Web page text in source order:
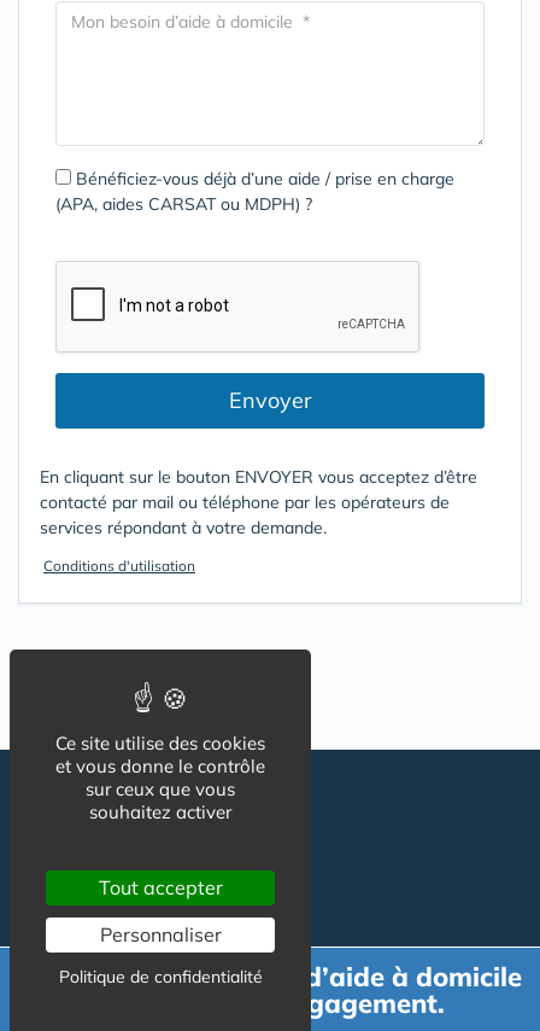
Bénéficiez-vous déjà d’une aide / prise en charge
(APA, aides CARSAT ou MDPH) ?
Envoyer
En cliquant sur le bouton ENVOYER vous acceptez d’être
contacté par mail ou téléphone par les opérateurs de
services répondant à votre demande.
Conditions d'utilisation
Suivez-nous
Mentions légales
Charte
Demande de devis d’aide à domicile
gratuit et sans engagement.
Ce site utilise des cookies
et vous donne le contrôle
sur ceux que vous
souhaitez activer
Tout accepter
Personnaliser
Politique de confidentialité